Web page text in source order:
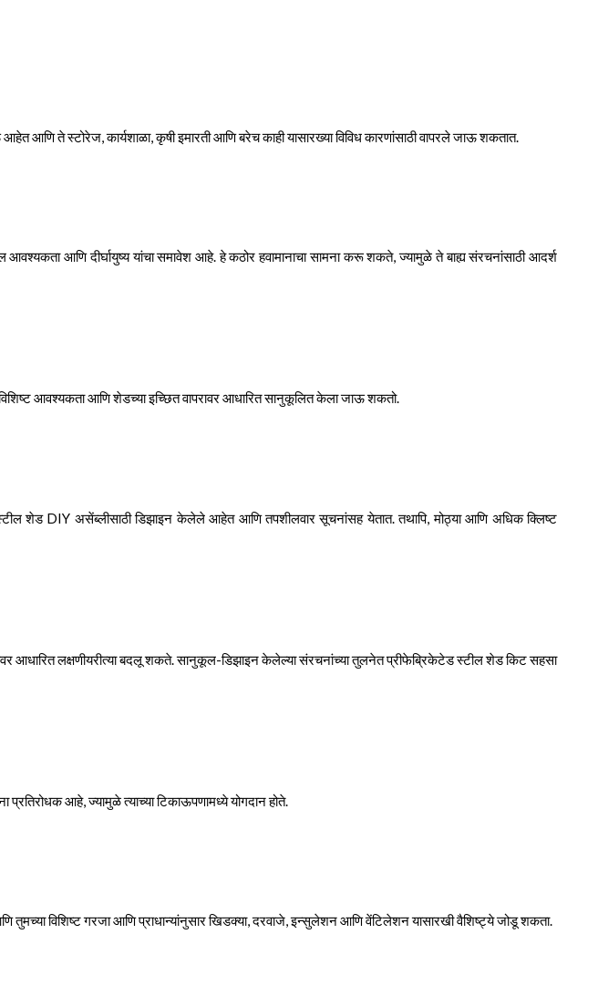
ते स्टोरेज, कार्यशाळा, कृषी इमारती आणि बरेच काही यासारख्या विविध कारणांसाठी वापरले जाऊ शकतात.
आणि दीर्घायुष्य यांचा समावेश आहे. हे कठोर हवामानाचा सामना करू शकते, ज्यामुळे ते बाह्य संरचनांसाठी आदर्श
आवश्यकता आणि शेडच्या इच्छित वापरावर आधारित सानुकूलित केला जाऊ शकतो.
शेड DIY असेंब्लीसाठी डिझाइन केलेले आहेत आणि तपशीलवार सूचनांसह येतात. तथापि, मोठ्या आणि अधिक क्लिष्ट
आधारित लक्षणीयरीत्या बदलू शकते. सानुकूल-डिझाइन केलेल्या संरचनांच्या तुलनेत प्रीफेब्रिकेटेड स्टील शेड किट सहसा
आहे, ज्यामुळे त्याच्या टिकाऊपणामध्ये योगदान होते.
तुमच्या विशिष्ट गरजा आणि प्राधान्यांनुसार खिडक्या, दरवाजे, इन्सुलेशन आणि वेंटिलेशन यासारखी वैशिष्ट्ये जोडू शकता.